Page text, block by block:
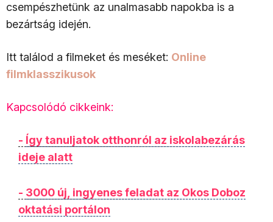
csempészhetünk az unalmasabb napokba is a
bezártság idején.
Itt találod a filmeket és meséket: Online
filmklasszikusok
Kapcsolódó cikkeink:
- Így tanuljatok otthonról az iskolabezárás
ideje alatt
- 3000 új, ingyenes feladat az Okos Doboz
oktatási portálon